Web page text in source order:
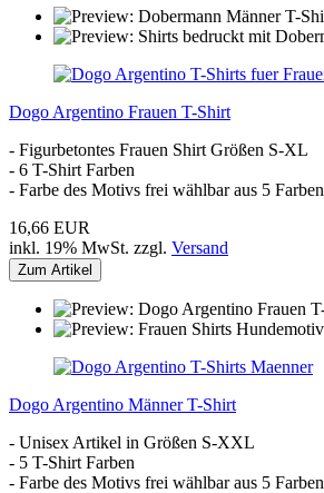
Dogo Argentino Frauen T-Shirt
- Figurbetontes Frauen Shirt Größen S-XL
- 6 T-Shirt Farben
- Farbe des Motivs frei wählbar aus 5 Farben
16,66 EUR
inkl. 19% MwSt. zzgl. Versand
Zum Artikel
Dogo Argentino Männer T-Shirt
- Unisex Artikel in Größen S-XXL
- 5 T-Shirt Farben
- Farbe des Motivs frei wählbar aus 5 Farben